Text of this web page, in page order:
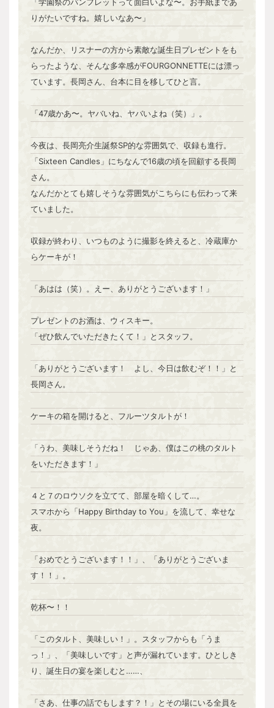
りがたいですね。嬉しいなあ〜」
なんだか、リスナーの方から素敵な誕生日プレゼントをも
らったような、そんな多幸感がFOURGONNETTEには漂っ
ています。長岡さん、台本に目を移してひと言。
「47歳かあ〜。ヤバいね、ヤバいよね（笑）」。
今夜は、長岡亮介生誕祭SP的な雰囲気で、収録も進行。
「Sixteen Candles」にちなんで16歳の頃を回顧する長岡
さん。
なんだかとても嬉しそうな雰囲気がこちらにも伝わって来
ていました。
収録が終わり、いつものように撮影を終えると、冷蔵庫か
らケーキが！
「あはは（笑）。えー、ありがとうございます！」
プレゼントのお酒は、ウィスキー。
「ぜひ飲んでいただきたくて！」とスタッフ。
「ありがとうございます！ よし、今日は飲むぞ！！」と
長岡さん。
ケーキの箱を開けると、フルーツタルトが！
「うわ、美味しそうだね！ じゃあ、僕はこの桃のタルト
をいただきます！」
４と７のロウソクを立てて、部屋を暗くして…。
スマホから「Happy Birthday to You」を流して、幸せな
夜。
「おめでとうございます！！」、「ありがとうございま
す！！」。
乾杯〜！！
「このタルト、美味しい！」。スタッフからも「うま
っ！」、「美味しいです」と声が漏れています。ひとしき
り、誕生日の宴を楽しむと……、
「さあ、仕事の話でもします？！」とその場にいる全員を